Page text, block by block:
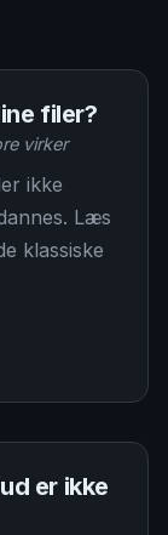
filer?
virker
ikke
Læs
klassiske
er ikke